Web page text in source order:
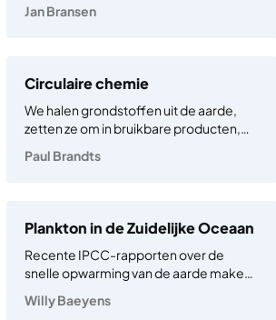
is waarnaar in deze vraag verwezen
modale werkwoord “moeten” nog
maar even buiten…
Jan Bransen
Circulaire chemie
We halen grondstoffen uit de aarde,
zetten ze om in bruikbare producten,
weg. Zo gaat het al heel lang.
apparaat dat fossiele brandstoffen uit
de grond…
Paul Brandts
Plankton in de Zuidelijke Oceaan
Recente IPCC-rapporten over de
snelle opwarming van de aarde maken
Parijs niet zullen halen in 2100. Naast het
Willy Baeyens